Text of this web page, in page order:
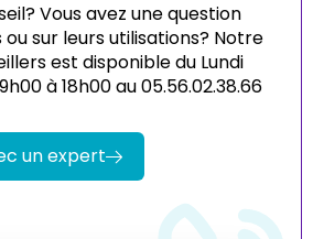
Vous avez une question
sur leurs utilisations? Notre
est disponible du Lundi
à 18h00 au 05.56.02.38.66
un expert